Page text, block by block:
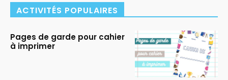
ACTIVITÉS POPULAIRES
Pages de garde pour cahier
à imprimer